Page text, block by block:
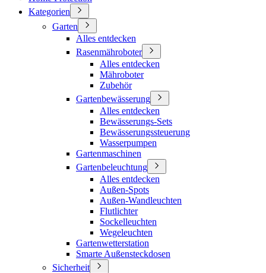
Kategorien
Garten
Alles entdecken
Rasenmähroboter
Alles entdecken
Mähroboter
Zubehör
Gartenbewässerung
Alles entdecken
Bewässerungs-Sets
Bewässerungssteuerung
Wasserpumpen
Gartenmaschinen
Gartenbeleuchtung
Alles entdecken
Außen-Spots
Außen-Wandleuchten
Flutlichter
Sockelleuchten
Wegeleuchten
Gartenwetterstation
Smarte Außensteckdosen
Sicherheit